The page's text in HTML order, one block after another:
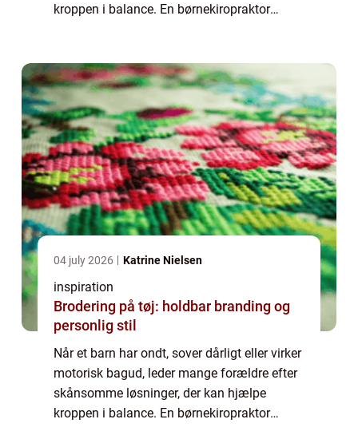
kroppen i balance. En børnekiropraktor
04 july 2026 Katrine Nielsen
inspiration
Brodering på tøj: holdbar branding og
personlig stil
Når et barn har ondt, sover dårligt eller virker
motorisk bagud, leder mange forældre efter
skånsomme løsninger, der kan hjælpe
kroppen i balance. En børnekiropraktor